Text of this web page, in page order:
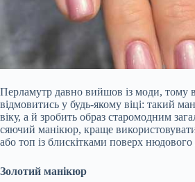
Перламутр давно вийшов із моди, тому
відмовитись у будь-якому віці: такий
віку, а й зробить образ старомодним
сяючий манікюр, краще
або топ із блискітками поверх нюдового
Золотий манікюр